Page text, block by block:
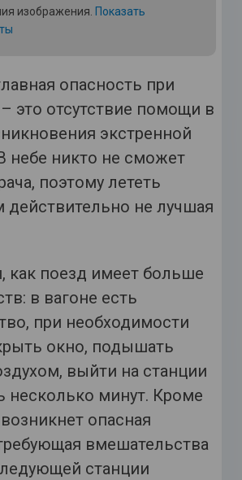
изображения. Показать
опасность при
это отсутствие помощи в
экстренной
небе никто не сможет
поэтому лететь
действительно не лучшая
как поезд имеет больше
в вагоне есть
при необходимости
окно, подышать
выйти на станции
несколько минут. Кроме
опасная
вмешательства
станции